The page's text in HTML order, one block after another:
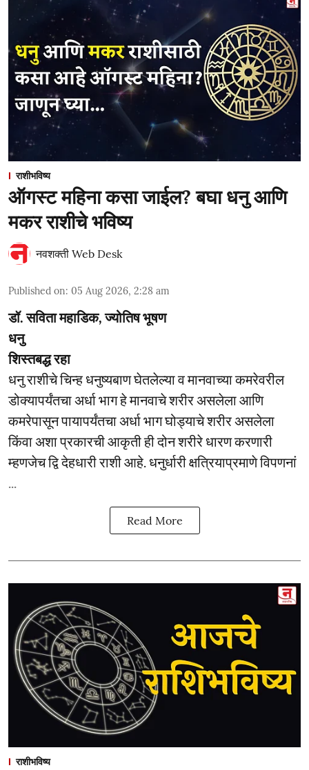
राशीभविष्य
ऑगस्ट महिना कसा जाईल? बघा धनु आणि
मकर राशीचे भविष्य
नवशक्ती Web Desk
Published on: 05 Aug 2026, 2:28 am
डॉ. सविता महाडिक, ज्योतिष भूषण
धनु
शिस्तबद्ध रहा
धनु राशीचे चिन्ह धनुष्यबाण घेतलेल्या व मानवाच्या कमरेवरील
डोक्यापर्यंतचा अर्धा भाग हे मानवाचे शरीर असलेला आणि
कमरेपासून पायापर्यंतचा अर्धा भाग घोड्याचे शरीर असलेला
किंवा अशा प्रकारची आकृती ही दोन शरीरे धारण करणारी
म्हणजेच द्वि देहधारी राशी आहे. धनुर्धारी क्षत्रियाप्रमाणे विपणनां
Read More
राशीभविष्य